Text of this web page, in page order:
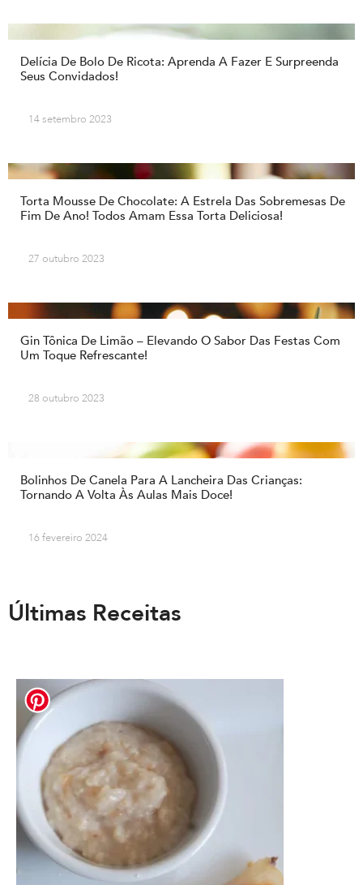
Delícia De Bolo De Ricota: Aprenda A Fazer E Surpreenda
Seus Convidados!
14 setembro 2023
Torta Mousse De Chocolate: A Estrela Das Sobremesas De
Fim De Ano! Todos Amam Essa Torta Deliciosa!
27 outubro 2023
Gin Tônica De Limão – Elevando O Sabor Das Festas Com
Um Toque Refrescante!
28 outubro 2023
Bolinhos De Canela Para A Lancheira Das Crianças:
Tornando A Volta Às Aulas Mais Doce!
16 fevereiro 2024
Últimas Receitas